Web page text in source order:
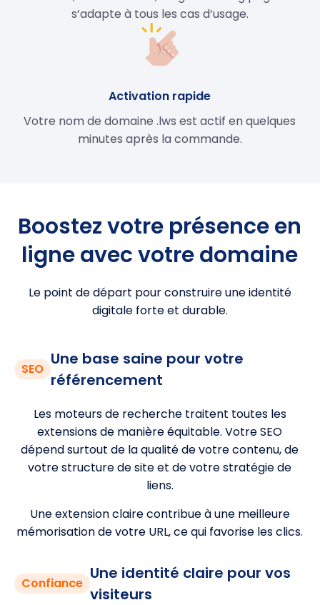
s’adapte à tous les cas d’usage.
Activation rapide
Votre nom de domaine .lws est actif en quelques
minutes après la commande.
Boostez votre présence en
ligne avec votre domaine
Le point de départ pour construire une identité
digitale forte et durable.
SEO
Une base saine pour votre
référencement
Les moteurs de recherche traitent toutes les
extensions de manière équitable. Votre SEO
dépend surtout de la qualité de votre contenu, de
votre structure de site et de votre stratégie de
liens.
Une extension claire contribue à une meilleure
mémorisation de votre URL, ce qui favorise les clics.
Confiance
Une identité claire pour vos
visiteurs